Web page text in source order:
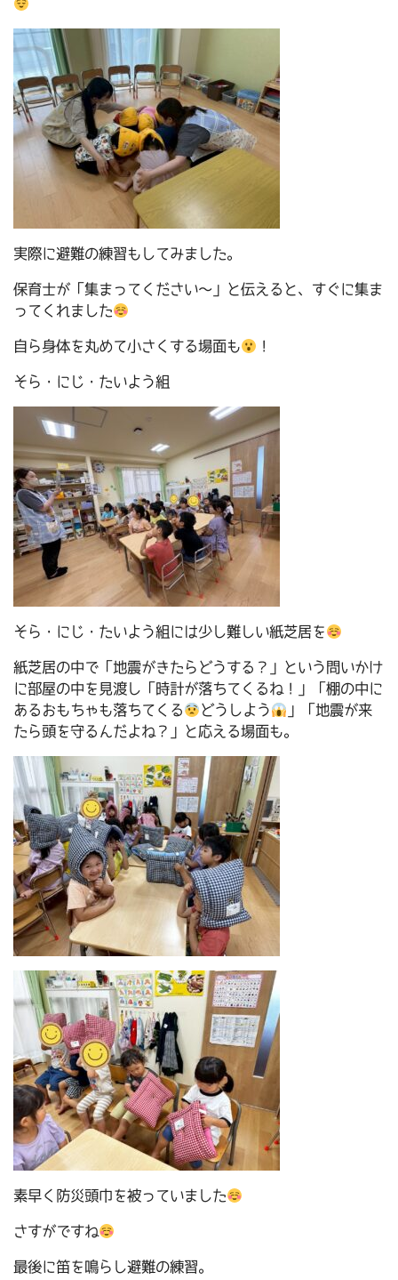
実際に避難の練習もしてみました。
保育士が「集まってください～」と伝えると、すぐに集ま
ってくれました
自ら身体を丸めて小さくする場面も ！
そら・にじ・たいよう組
そら・にじ・たいよう組には少し難しい紙芝居を
紙芝居の中で「地震がきたらどうする？」という問いかけ
に部屋の中を見渡し「時計が落ちてくるね！」「棚の中に
あるおもちゃも落ちてくる
どうしよう
」「地震が来
たら頭を守るんだよね？」と応える場面も。
素早く防災頭巾を被っていました
さすがですね
最後に笛を鳴らし避難の練習。